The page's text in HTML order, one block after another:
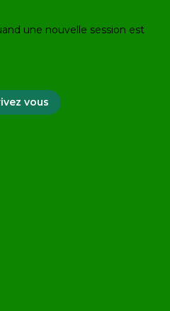
une nouvelle session est
vous